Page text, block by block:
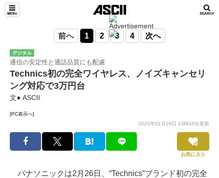
前へ 1 2 3 4 次へ
デジタル
通信の安定性と通話品質にも配慮
Technics初の完全ワイヤレス、ノイズキャンセリ
ング対応で3万円台
文● ASCII
[PC表示へ]
2020年02月26日 13時45分更新
お気に入り
パナソニックは2月26日、“Technics”ブランド初の完全